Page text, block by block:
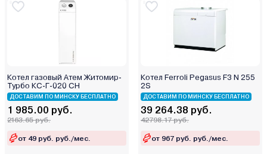
Котел газовый Атем Житомир-
Турбо КС-Г-020 СН
ДОСТАВИМ ПО МИНСКУ БЕСПЛАТНО
1 985.00 руб.
2163.65 руб.
от 49 руб. руб./мес.
Котел Ferroli Pegasus F3 N 255
2S
ДОСТАВИМ ПО МИНСКУ БЕСПЛАТНО
39 264.38 руб.
42798.17 руб.
от 967 руб. руб./мес.